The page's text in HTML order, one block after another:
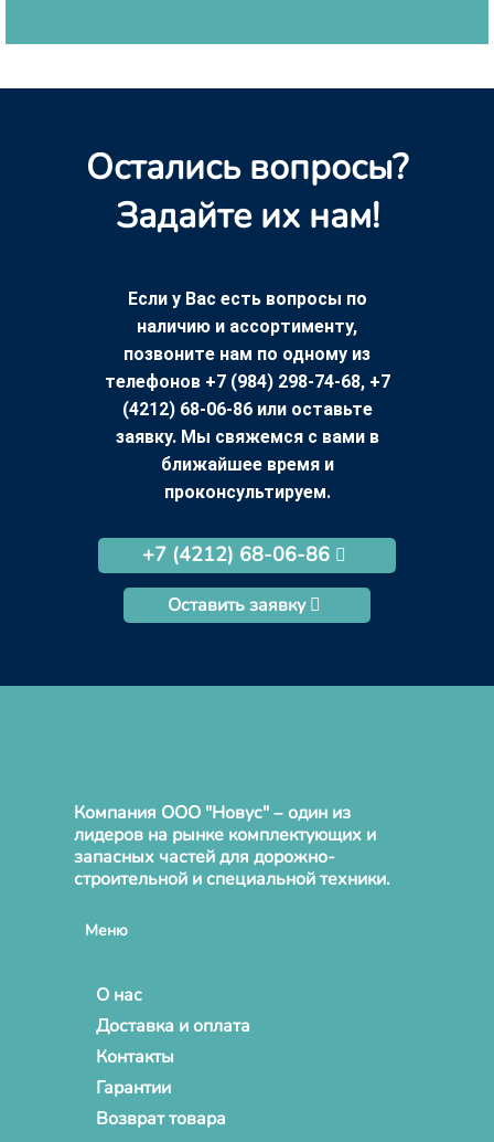
Остались вопросы?
Задайте их нам!
Если у Вас есть вопросы по
наличию и ассортименту,
позвоните нам по одному из
телефонов +7 (984) 298-74-68, +7
(4212) 68-06-86 или оставьте
заявку. Мы свяжемся с вами в
ближайшее время и
проконсультируем.
+7 (4212) 68-06-86
Оставить заявку
Компания ООО "Новус" – один из
лидеров на рынке комплектующих и
запасных частей для дорожно-
строительной и специальной техники.
Меню
О нас
Доставка и оплата
Контакты
Гарантии
Возврат товара